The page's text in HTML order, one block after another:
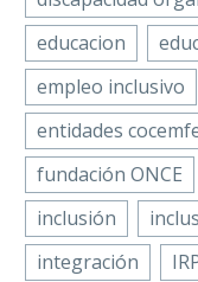
de 500
trabajo
con
través
educacion
empleo inclusivo
entidades
fundación ONCE
inclusión
integración